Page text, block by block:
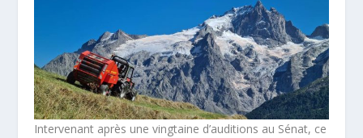
Intervenant après une vingtaine d’auditions au Sénat, ce